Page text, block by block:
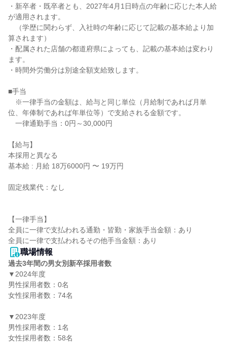
・新卒者・既卒者とも、2027年4月1日時点の年齢に応じた本人給
が適用されます。
（学歴に関わらず、入社時の年齢に応じて記載の基本給より加
算されます）
・配属された店舗の都道府県によっても、記載の基本給は変わり
ます。
・時間外労働分は別途全額支給致します。
■手当
※一律手当の金額は、給与と同じ単位（月給制であれば月単
位、年俸制であれば年単位等）で支給される金額です。
一律通勤手当：0円～30,000円
【給与】
本採用と異なる
基本給 : 月給 18万6000円 〜 19万円
固定残業代：なし
【一律手当】
全員に一律で支払われる通勤・皆勤・家族手当金額：あり
職場情報
過去3年間の男女別新卒採用者数
▼2024年度
男性採用者数：0名
女性採用者数：74名
▼2023年度
男性採用者数：1名
女性採用者数：58名